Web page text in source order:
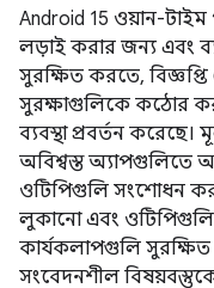
Android 15 ওয়ান-
লড়াই করার জন্য এবং
সুরক্ষিত করতে, বিজ্ঞপ্তি
সুরক্ষাগুলিকে কঠোর
ব্যবস্থা প্রবর্তন
অবিশ্বস্ত অ্যাপগুলিতে
ওটিপিগুলি সংশোধন
লুকানো এবং
কার্যকলাপগুলি সুরক্ষিত
সংবেদনশীল